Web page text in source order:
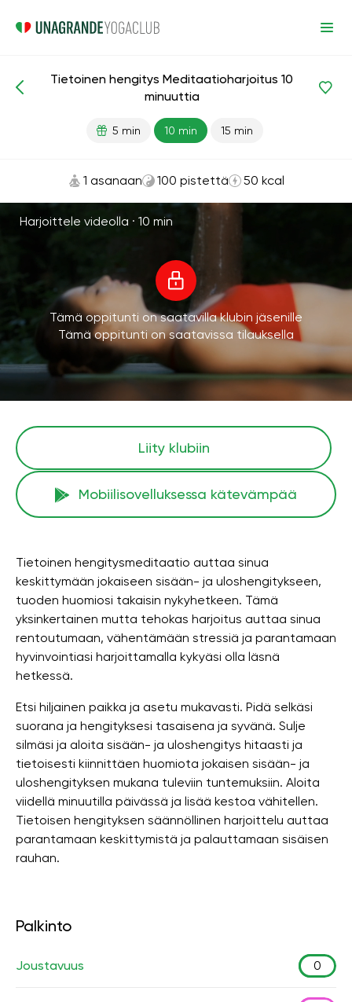
Meditaatiot ja hengitys Hengitys
Tietoinen hengitys Meditaatioharjoitus 10
minuuttia
5 min 10 min 15 min
1 asanaan 100 pistettä 50 kcal
Harjoittele videolla · 10 min
Tämä oppitunti on saatavilla klubin jäsenille
Tämä oppitunti on saatavissa tilauksella
Liity klubiin
Mobiilisovelluksessa kätevämpää
Tietoinen hengitysmeditaatio auttaa sinua
keskittymään jokaiseen sisään- ja uloshengitykseen,
tuoden huomiosi takaisin nykyhetkeen. Tämä
yksinkertainen mutta tehokas harjoitus auttaa sinua
rentoutumaan, vähentämään stressiä ja parantamaan
hyvinvointiasi harjoittamalla kykyäsi olla läsnä
hetkessä.
Etsi hiljainen paikka ja asetu mukavasti. Pidä selkäsi
suorana ja hengityksesi tasaisena ja syvänä. Sulje
silmäsi ja aloita sisään- ja uloshengitys hitaasti ja
tietoisesti kiinnittäen huomiota jokaisen sisään- ja
uloshengityksen mukana tuleviin tuntemuksiin. Aloita
viidellä minuutilla päivässä ja lisää kestoa vähitellen.
Tietoisen hengityksen säännöllinen harjoittelu auttaa
parantamaan keskittymistä ja palauttamaan sisäisen
rauhan.
Palkinto
Joustavuus 0